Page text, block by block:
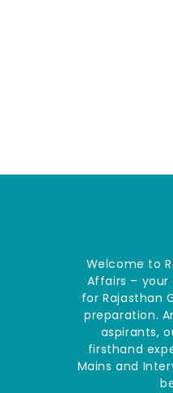
Welcome to
Affairs –
for Rajasthan
preparation.
aspirants,
firsthand
Mains and